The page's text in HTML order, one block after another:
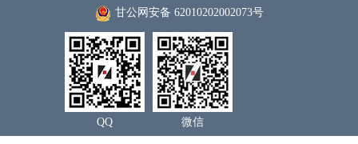
甘公网安备 62010202002073号
微信
QQ